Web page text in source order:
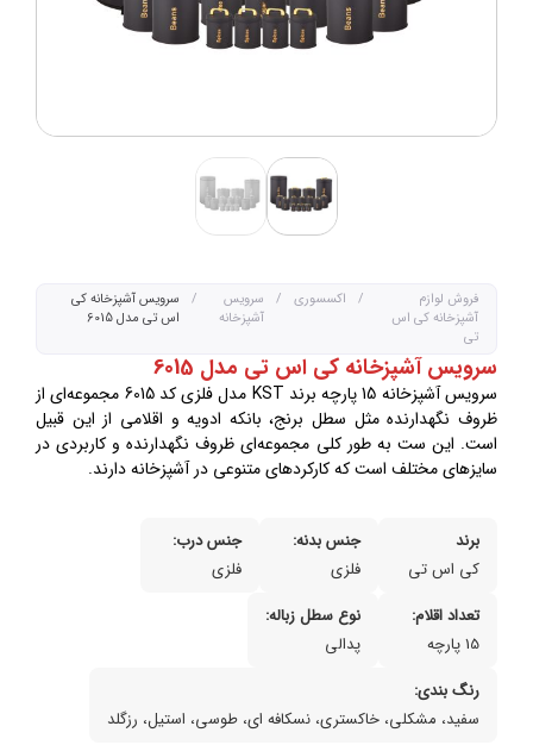
فروش لوازم
آشپزخانه کی اس
تی
/ اکسسوری /
سرویس
آشپزخانه
/
سرویس آشپزخانه کی
اس تی مدل 6015
سرویس آشپزخانه کی اس تی مدل 6015
سرویس آشپزخانه 15 پارچه برند KST مدل فلزی کد 6015 مجموعه‌ای از
ظروف نگهدارنده مثل سطل برنج، بانکه ادویه و اقلامی از این قبیل
است. این ست به طور کلی مجموعه‌ای ظروف نگهدارنده و کاربردی در
سایزهای مختلف است که کارکردهای متنوعی در آشپزخانه دارند.
برند
کی اس تی
جنس بدنه:
فلزی
جنس درب:
فلزی
تعداد اقلام:
15 پارچه
نوع سطل زباله:
پدالی
رنگ بندی:
سفید، مشکلی، خاکستری، نسکافه ای، طوسی، استیل، رزگلد